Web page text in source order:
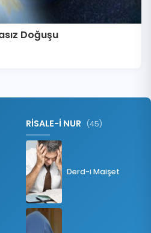
Doğuşu
RİSALE-İ NUR (45)
Derd-i Maişet